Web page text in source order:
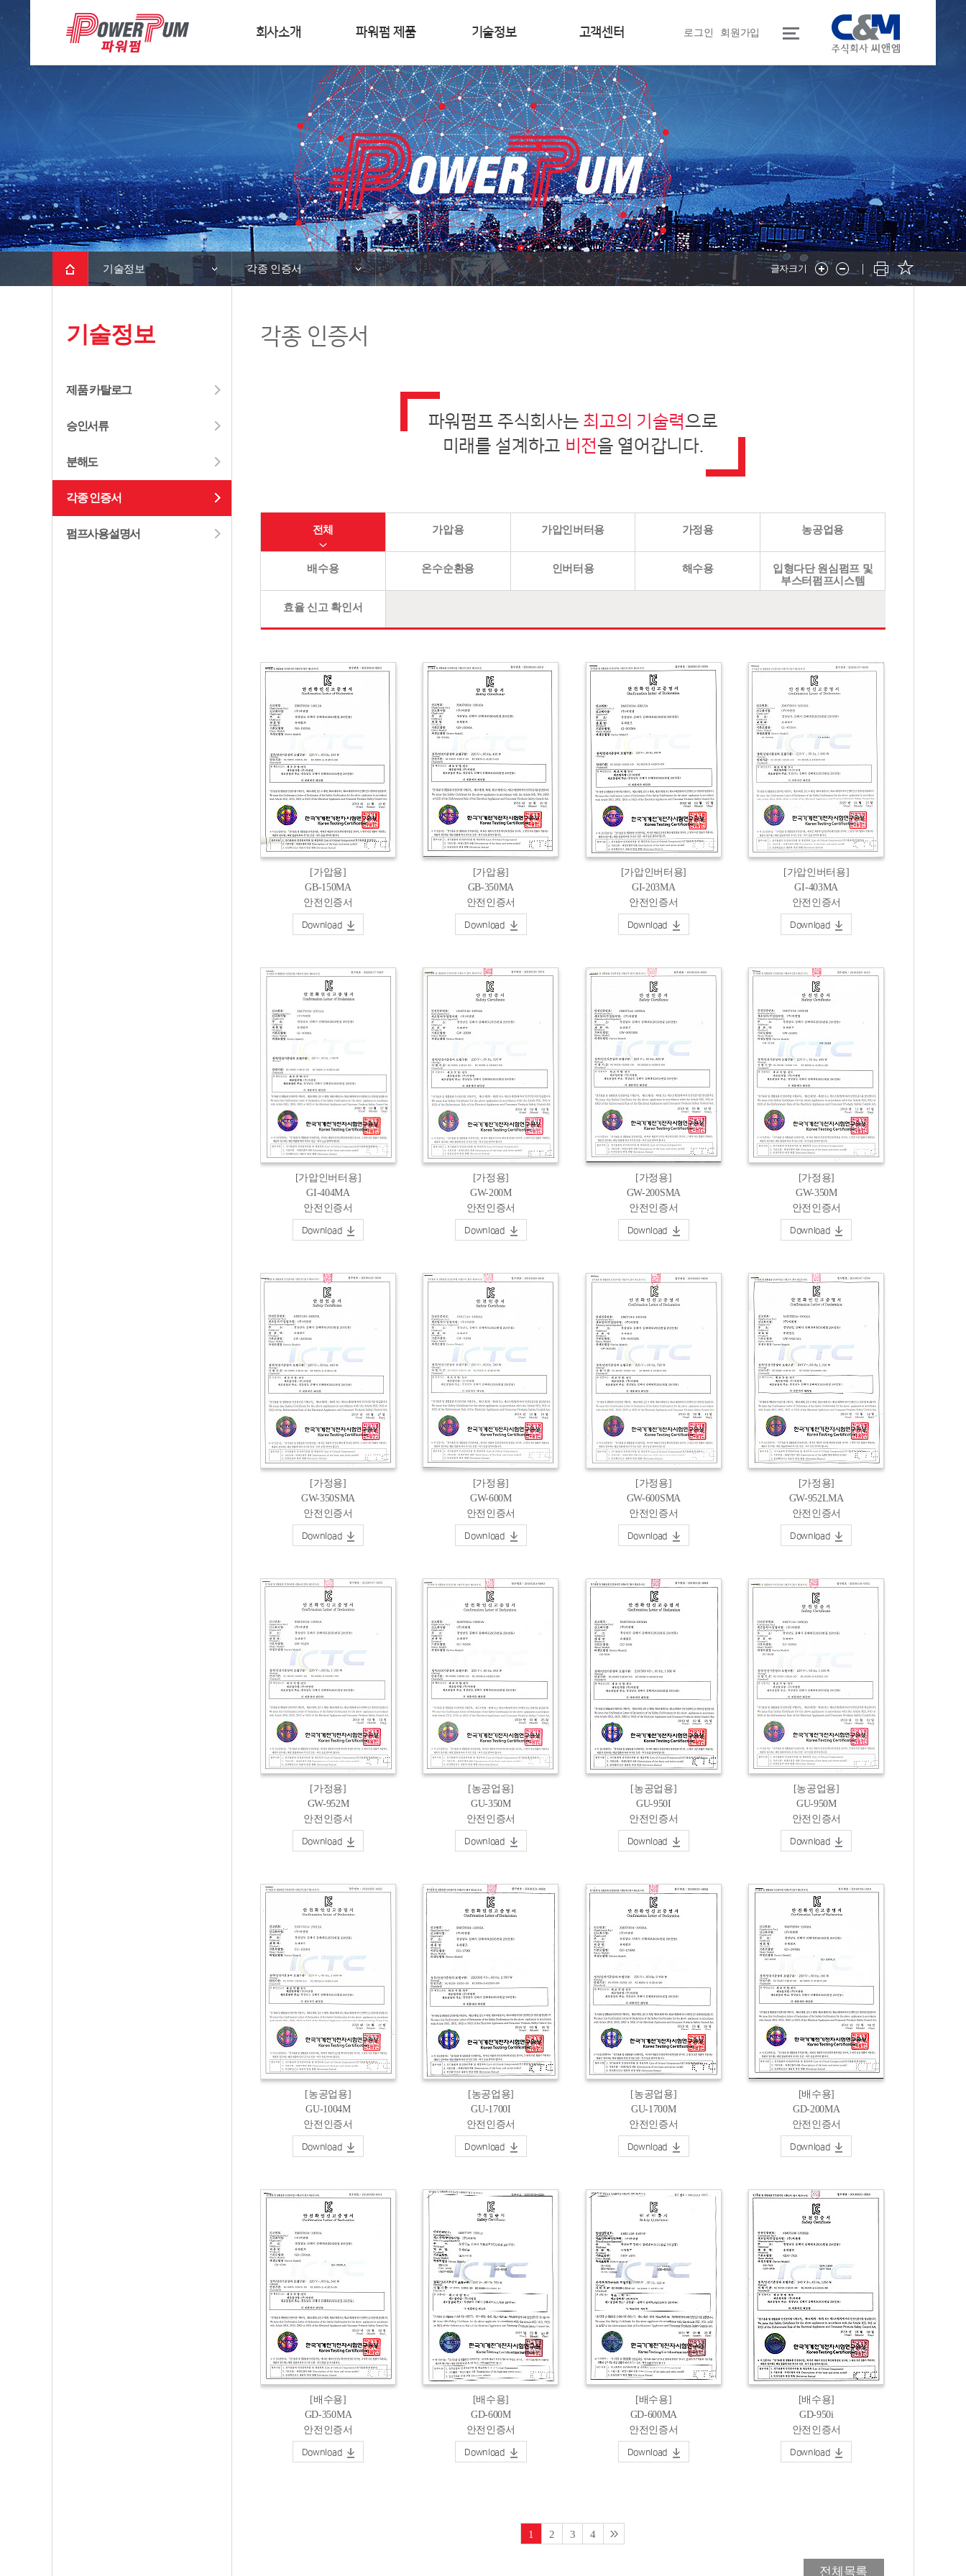
회사소개 파워펌 제품 기술정보 고객센터 로그인 회원가입
기술정보 각종 인증서 글자크기
기술정보
제품 카탈로그
승인서류
분해도
각종 인증서
펌프사용설명서
각종 인증서
파워펌프 주식회사는 최고의 기술력으로
미래를 설계하고 비전을 열어갑니다.
전체 가압용 가압인버터용 가정용 농공업용
배수용 온수순환용 인버터용 해수용
입형다단 원심펌프 및
부스터펌프시스템
효율 신고 확인서
[가압용]
GB-150MA
안전인증서
Download
[가압용]
GB-350MA
안전인증서
Download
[가압인버터용]
GI-203MA
안전인증서
Download
[가압인버터용]
GI-403MA
안전인증서
Download
[가압인버터용]
GI-404MA
안전인증서
Download
[가정용]
GW-200M
안전인증서
Download
[가정용]
GW-200SMA
안전인증서
Download
[가정용]
GW-350M
안전인증서
Download
[가정용]
GW-350SMA
안전인증서
Download
[가정용]
GW-600M
안전인증서
Download
[가정용]
GW-600SMA
안전인증서
Download
[가정용]
GW-952LMA
안전인증서
Download
[가정용]
GW-952M
안전인증서
Download
[농공업용]
GU-350M
안전인증서
Download
[농공업용]
GU-950I
안전인증서
Download
[농공업용]
GU-950M
안전인증서
Download
[농공업용]
GU-1004M
안전인증서
Download
[농공업용]
GU-1700I
안전인증서
Download
[농공업용]
GU-1700M
안전인증서
Download
[배수용]
GD-200MA
안전인증서
Download
[배수용]
GD-350MA
안전인증서
Download
[배수용]
GD-600M
안전인증서
Download
[배수용]
GD-600MA
안전인증서
Download
[배수용]
GD-950i
안전인증서
Download
1 2 3 4
전체목록